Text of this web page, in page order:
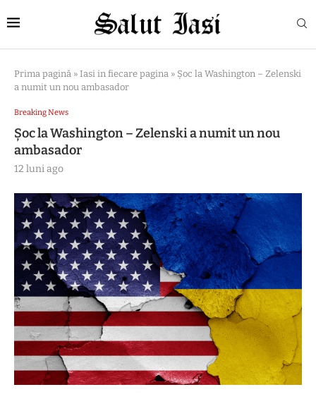
Prima pagină » Iasi in fiecare pagina » Șoc la Washington – Zelenski
a numit un nou ambasador
Breaking News
Șoc la Washington – Zelenski a numit un nou
ambasador
12 luni ago